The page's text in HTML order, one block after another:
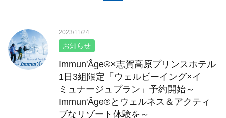
2023/11/24
お知らせ
Immun'Âge®︎×志賀高原プリンスホテル
1日3組限定「ウェルビーイング×イ
ミュナージュプラン」予約開始～
Immun'Âge®︎とウェルネス＆アクティ
ブなリゾート体験を～